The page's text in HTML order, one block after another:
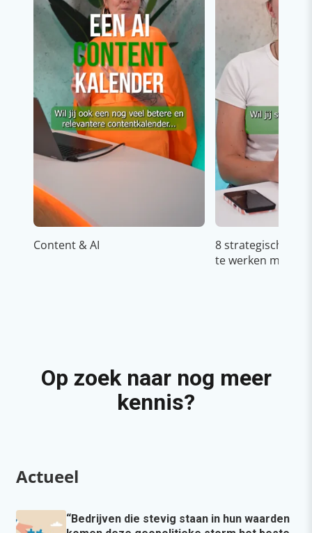
Content & AI
8 strategische
te werken met
Op zoek naar nog meer
kennis?
Actueel
“Bedrijven die stevig staan in hun waarden